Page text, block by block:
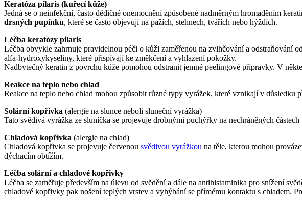
Keratóza pilaris (kuřecí kůže)
Jedná se o neinfekční, často dědičné onemocnění způsobené nadměrným hromaděním
drsných pupínků, které se často objevují na pažích, stehnech, tvářích nebo hýždích.
Léčba keratózy pilaris
Léčba obvykle zahrnuje pravidelnou péči o kůži zaměřenou na zvlhčování a
alfa-hydroxykyseliny, které přispívají ke změkčení a vyhlazení pokožky.
Nadbytečný keratin z povrchu kůže pomohou odstranit jemné peelingové přípravky. V
Reakce na teplo nebo chlad
Reakce na teplo nebo chlad mohou způsobit různé typy vyrážek, které vznikají v důsledku
Solární kopřivka (alergie na slunce neboli sluneční vyrážka)
Tato svědivá vyrážka ze sluníčka se projevuje drobnými puchýřky na nechráněných
Chladová kopřivka (alergie na chlad)
Chladová kopřivka se projevuje červenou svědivou vyrážkou na těle, kterou mohou
dýchacím obtížím.
Léčba solární a chladové kopřivky
Léčba se zaměřuje především na úlevu od svědění a dále na antihistaminika pro snížení
chladové kopřivky pak nošení teplých vrstev a vyhýbání se přímému kontaktu s chladem.